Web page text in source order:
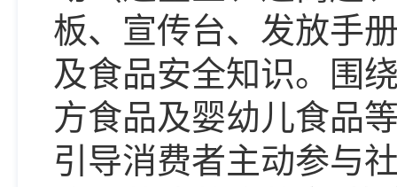
板、宣传台、发放手
及食品安全知识。围
方食品及婴幼儿食品
引导消费者主动参与